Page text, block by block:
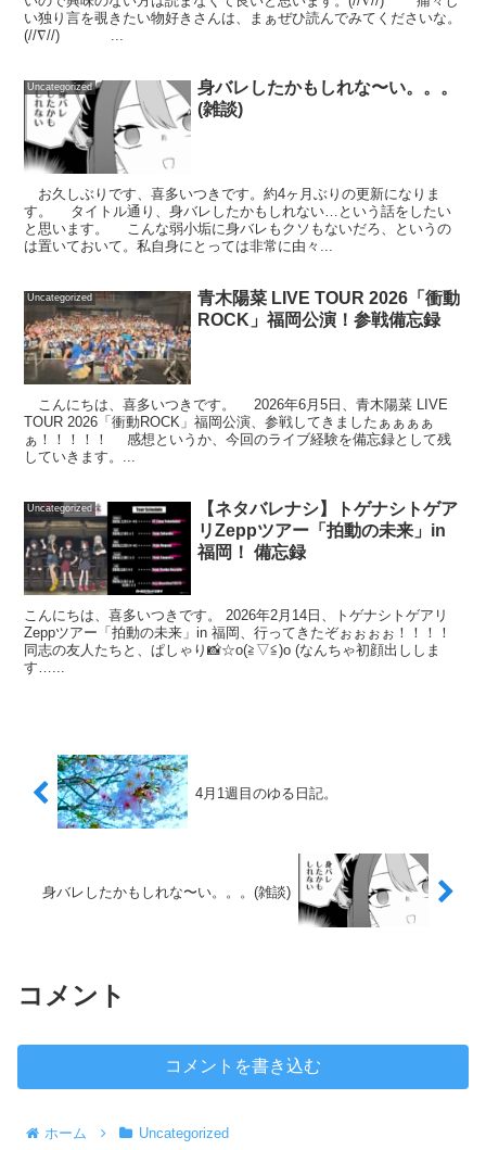
い独り言を覗きたい物好きさんは、まぁぜひ読んでみてくださいな。
(//∇//) ...
Uncategorized
身バレしたかもしれな〜い。。。
(雑談)
お久しぶりです、喜多いつきです。約4ヶ月ぶりの更新になりま
す。 タイトル通り、身バレしたかもしれない…という話をしたい
と思います。 こんな弱小垢に身バレもクソもないだろ、というの
は置いておいて。私自身にとっては非常に由々...
Uncategorized
青木陽菜 LIVE TOUR 2026「衝動
ROCK」福岡公演！参戦備忘録
こんにちは、喜多いつきです。 2026年6月5日、青木陽菜 LIVE
TOUR 2026「衝動ROCK」福岡公演、参戦してきましたぁぁぁぁ
ぁ！！！！！ 感想というか、今回のライブ経験を備忘録として残
していきます。...
Uncategorized
【ネタバレナシ】トゲナシトゲア
リZeppツアー「拍動の未来」in
福岡！ 備忘録
こんにちは、喜多いつきです。 2026年2月14日、トゲナシトゲアリ
Zeppツアー「拍動の未来」in 福岡、行ってきたぞぉぉぉぉ！！！！
同志の友人たちと、ぱしゃり📸☆o(≧▽≦)o (なんちゃ初顔出ししま
す…...
4月1週目のゆる日記。
身バレしたかもしれな〜い。。。(雑談)
コメント
コメントを書き込む
ホーム Uncategorized